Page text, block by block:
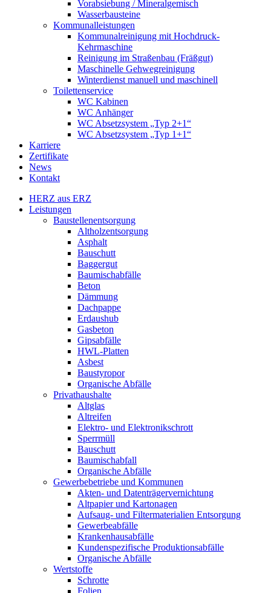
Vorabsiebung / Mineralgemisch
Wasserbausteine
Kommunalleistungen
Kommunalreinigung mit Hochdruck-
Kehrmaschine
Reinigung im Straßenbau (Fräßgut)
Maschinelle Gehwegreinigung
Winterdienst manuell und maschinell
Toilettenservice
WC Kabinen
WC Anhänger
WC Absetzsystem „Typ 2+1“
WC Absetzsystem „Typ 1+1“
Karriere
Zertifikate
News
Kontakt
HERZ aus ERZ
Leistungen
Baustellenentsorgung
Altholzentsorgung
Asphalt
Bauschutt
Baggergut
Baumischabfälle
Beton
Dämmung
Dachpappe
Erdaushub
Gasbeton
Gipsabfälle
HWL-Platten
Asbest
Baustyropor
Organische Abfälle
Privathaushalte
Altglas
Altreifen
Elektro- und Elektronikschrott
Sperrmüll
Bauschutt
Baumischabfall
Organische Abfälle
Gewerbebetriebe und Kommunen
Akten- und Datenträgervernichtung
Altpapier und Kartonagen
Aufsaug- und Filtermaterialien Entsorgung
Gewerbeabfälle
Krankenhausabfälle
Kundenspezifische Produktionsabfälle
Organische Abfälle
Wertstoffe
Schrotte
Folien